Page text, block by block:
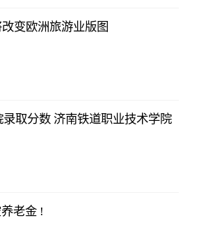
变欧洲旅游业版图
取分数 济南铁道职业技术学院
老金 !